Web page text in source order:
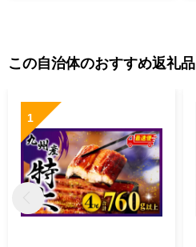
この自治体のおすすめ返礼品
1